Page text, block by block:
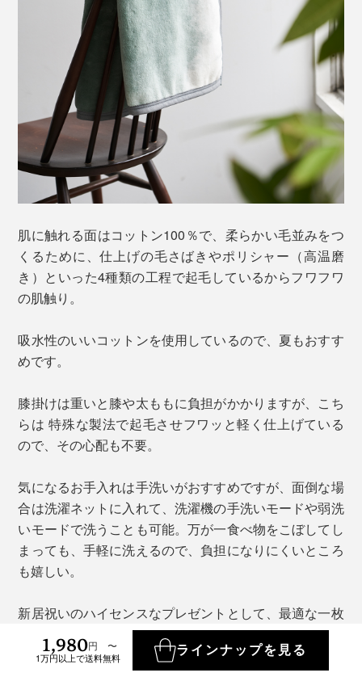
肌に触れる面はコットン100％で、柔らかい毛並みをつ
くるために、仕上げの毛さばきやポリシャー（高温磨
き）といった4種類の工程で起毛しているからフワフワ
の肌触り。
吸水性のいいコットンを使用しているので、夏もおすす
めです。
膝掛けは重いと膝や太ももに負担がかかりますが、こち
らは 特殊な製法で起毛させフワッと軽く仕上げている
ので、その心配も不要。
気になるお手入れは手洗いがおすすめですが、面倒な場
合は洗濯ネットに入れて、洗濯機の手洗いモードや弱洗
いモードで洗うことも可能。万が一食べ物をこぼしてし
まっても、手軽に洗えるので、負担になりにくいところ
も嬉しい。
新居祝いのハイセンスなプレゼントとして、最適な一枚
です。1,980円 〜
1万円以上で送料無料
ラインナップを見る